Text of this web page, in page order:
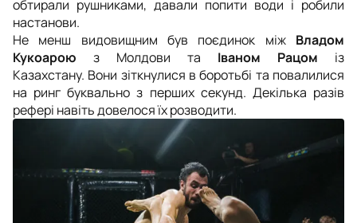
обтирали рушниками, давали попити води і робили
настанови.
Не менш видовищним був поєдинок міжВладом
Кукоарою з Молдови та Іваном Рацом із
Казахстану. Вони зіткнулися в боротьбі та повалилися
на ринг буквально з перших секунд. Декілька разів
рефері навіть довелося їх розводити.